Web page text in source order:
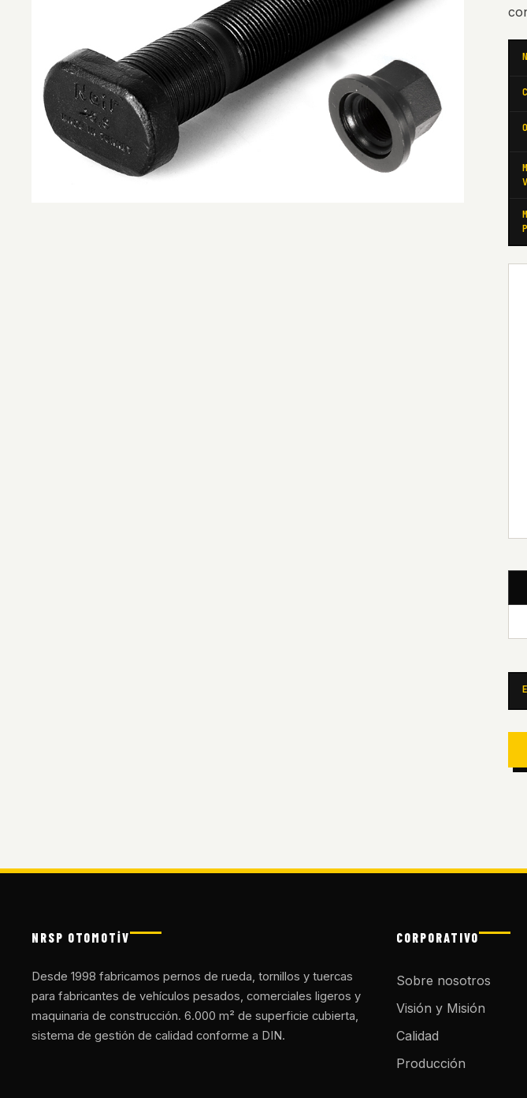
NRSP OTOMOTİV
Desde 1998 fabricamos pernos de rueda, tornillos y tuercas
para fabricantes de vehículos pesados, comerciales ligeros y
maquinaria de construcción. 6.000 m² de superficie cubierta,
sistema de gestión de calidad conforme a DIN.
CORPORATIVO
Sobre nosotros
Visión y Misión
Calidad
Producción